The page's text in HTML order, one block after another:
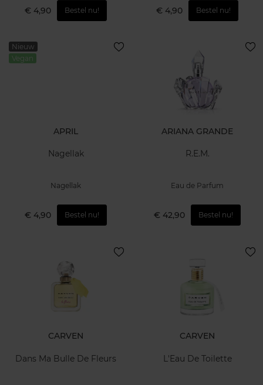
€ 4,90 Bestel nu! € 4,90 Bestel nu!
Nieuw
Vegan
APRIL
Nagellak
Nagellak
€ 4,90 Bestel nu!
ARIANA GRANDE
R.E.M.
Eau de Parfum
€ 42,90 Bestel nu!
CARVEN
Dans Ma Bulle De Fleurs
CARVEN
L'Eau De Toilette